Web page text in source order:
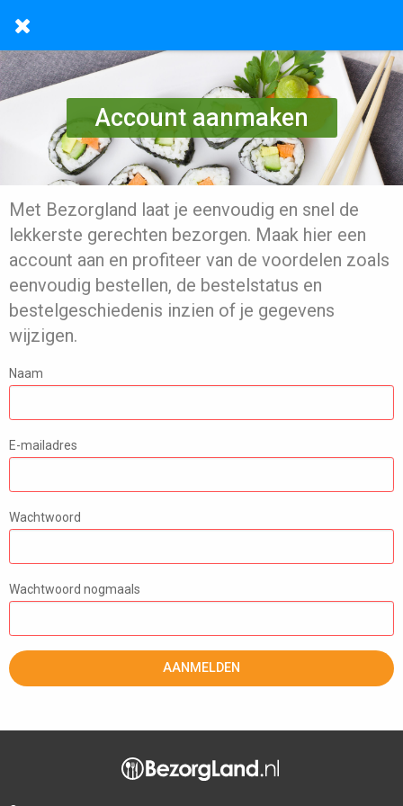
Account aanmaken
Met Bezorgland laat je eenvoudig en snel de
lekkerste gerechten bezorgen. Maak hier een
account aan en profiteer van de voordelen zoals
eenvoudig bestellen, de bestelstatus en
bestelgeschiedenis inzien of je gegevens
wijzigen.
Naam
E-mailadres
Wachtwoord
Wachtwoord nogmaals
AANMELDEN